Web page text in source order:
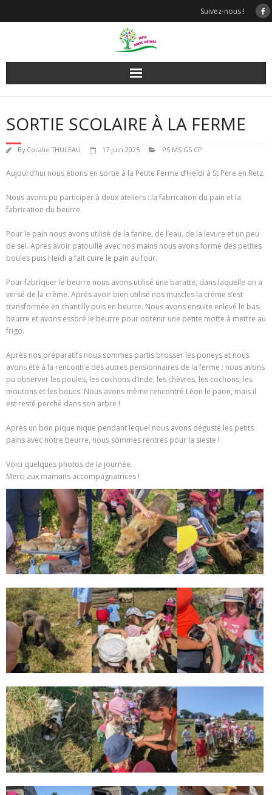
Suivez-nous !
SORTIE SCOLAIRE À LA FERME
By Coralie THULEAU 17 juin 2025 PS MS GS CP
Aujourd’hui nous étions en sortie à la Petite Ferme d’Heïdi à St Père en Retz.
Nous avons pu participer à deux ateliers : la fabrication du pain et la
fabrication du beurre.
Pour le pain nous avons utilisé de la farine, de l’eau, de la levure et un peu
de sel. Après avoir patouillé avec nos mains nous avons formé des petites
boules puis Heïdi a fait cuire le pain au four.
Pour fabriquer le beurre nous avons utilisé une baratte, dans laquelle on a
versé de la crème. Après avoir bien utilisé nos muscles la crème s’est
transformée en chantilly puis en beurre. Nous avons ensuite enlevé le bas-
beurre et avons essoré le beurre pour obtenir une petite motte à mettre au
frigo.
Après nos préparatifs nous sommes partis brosser les poneys et nous
avons été à la rencontre des autres pensionnaires de la ferme : nous avons
pu observer les poules, les cochons d’inde, les chèvres, les cochons, les
moutons et les boucs. Nous avons même rencontré Léon le paon, mais il
est resté perché dans son arbre !
Après un bon pique nique pendant lequel nous avons dégusté les petits
pains avec notre beurre, nous sommes rentrés pour la sieste !
Voici quelques photos de la journée.
Merci aux mamans accompagnatrices !